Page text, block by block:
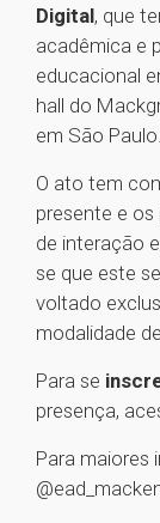
Digital, que
acadêmica e
educacional
hall do
em São Paulo.
O ato tem
presente e
de interação
se que este
voltado
modalidade
Para se
presença,
Para maiores